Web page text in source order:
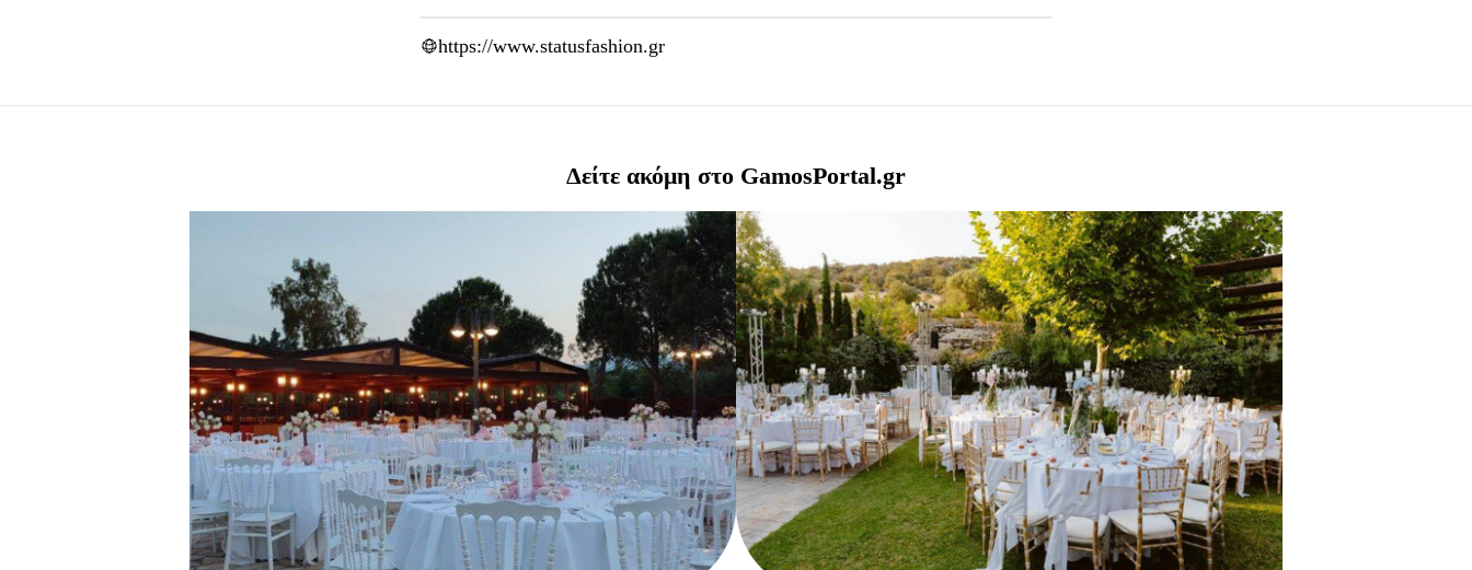
https://www.statusfashion.gr
Δείτε ακόμη στο GamosPortal.gr